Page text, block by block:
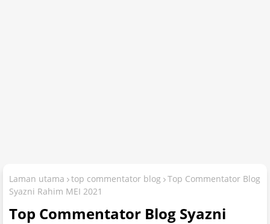
Laman utama top commentator blog
Top Commentator Blog
Syazni Rahim MEI 2021
Top Commentator Blog Syazni